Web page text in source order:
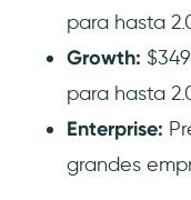
para hasta
Growth:
para hasta
Enterprise:
grandes